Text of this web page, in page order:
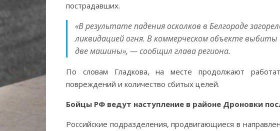
пострадавших.
«В результате падения осколков в Белгороде
ликвидацией огня. В коммерческом объекте
две машины», — сообщил глава региона.
По словам Гладкова, на месте продолжают
повреждений и количество сбитых целей.
Бойцы РФ ведут наступление в районе Дроновки
Российские подразделения, продвигающиеся в